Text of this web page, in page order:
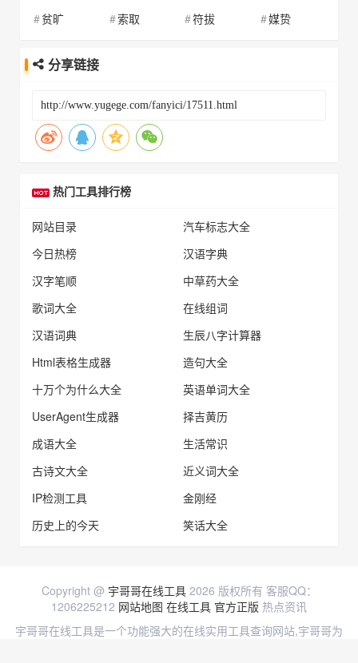
贫旷
索取 符拔 媒贽
分享链接
热门工具排行榜
网站目录
汽车标志大全
今日热榜
汉语字典
汉字笔顺
中草药大全
歌词大全
在线组词
汉语词典
生辰八字计算器
Html表格生成器
造句大全
十万个为什么大全
英语单词大全
UserAgent生成器
择吉黄历
成语大全
生活常识
古诗文大全
近义词大全
IP检测工具
金刚经
历史上的今天
笑话大全
Copyright @ 宇哥哥在线工具2026 版权所有 客服QQ：
1206225212 网站地图 在线工具 官方正版 热点资讯
宇哥哥在线工具是一个功能强大的在线实用工具查询网站,宇哥哥为